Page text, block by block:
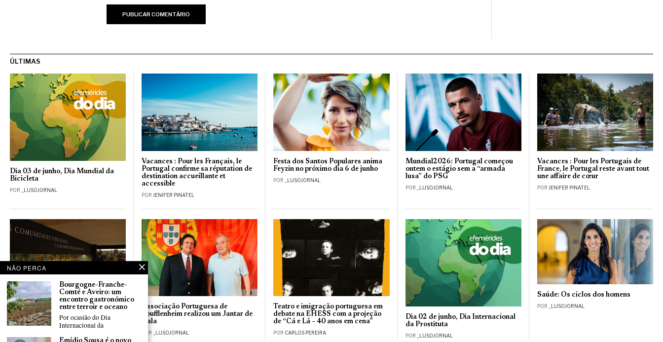
ÚLTIMAS
Dia 03 de junho, Dia Mundial da
Bicicleta
POR _LUSOJORNAL
Vacances : Pour les Français, le
Portugal confirme sa réputation de
destination accueillante et
accessible
POR JENIFER PINATEL
Festa dos Santos Populares anima
Feyzin no próximo dia 6 de junho
POR _LUSOJORNAL
Mundial2026: Portugal começou
ontem o estágio sem a “armada
lusa” do PSG
POR _LUSOJORNAL
Vacances : Pour les Portugais de
France, le Portugal reste avant tout
une affaire de cœur
POR JENIFER PINATEL
Reflexões sobre Museologia e
Migrações: Portugal não tem um
Museu nacional da emigração
Associação Portuguesa de
Soufflenheim realizou um Jantar de
Gala
POR _LUSOJORNAL
Teatro e imigração portuguesa em
debate na EHESS com a projeção
de “Cá e Lá – 40 anos em cena”
POR CARLOS PEREIRA
Dia 02 de junho, Dia Internacional
da Prostituta
POR _LUSOJORNAL
Saúde: Os ciclos dos homens
POR _LUSOJORNAL
NÃO PERCA
Bourgogne-Franche-
Comté e Aveiro: um
encontro gastronómico
entre terroir e oceano
Por ocasião do Dia
Internacional da